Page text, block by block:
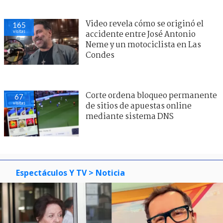
171
visitas
Video revela cómo se originó el
accidente entre José Antonio
Neme y un motociclista en Las
Condes
67
visitas
Corte ordena bloqueo permanente
de sitios de apuestas online
mediante sistema DNS
Espectáculos Y TV > Noticia